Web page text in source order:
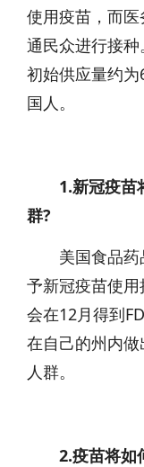
使用疫苗，而
通民众进行接
初始供应量约
国人。
1.新冠疫苗将
群?
美国食品药
予新冠疫苗使
会在12月得到
在自己的州内
人群。
2.疫苗将如